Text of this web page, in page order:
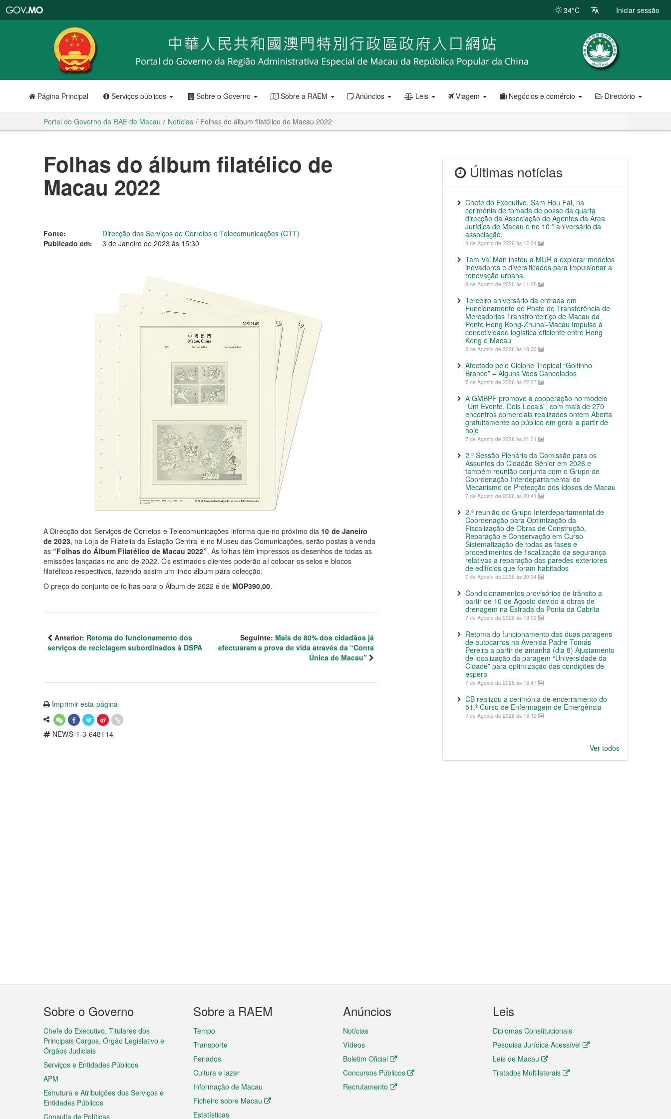
RAE
de
Macau
34°C Iniciar sessão
Página Principal Serviços públicos Sobre o Governo Sobre a RAEM Anúncios Leis Viagem Negócios e comércio Directório
Portal do Governo da RAE de Macau Notícias Folhas do álbum filatélico de Macau 2022
Folhas do álbum filatélico de
Macau 2022
Fonte:
Direcção dos Serviços de Correios e Telecomunicações (CTT)
Publicado em:
3 de Janeiro de 2023 às 15:30
A Direcção dos Serviços de Correios e Telecomunicações informa que no próximo dia 10 de Janeiro
de 2023, na Loja de Filatelia da Estação Central e no Museu das Comunicações, serão postas à venda
as “Folhas do Álbum Filatélico de Macau 2022”. As folhas têm impressos os desenhos de todas as
emissões lançadas no ano de 2022. Os estimados clientes poderão aí colocar os selos e blocos
filatélicos respectivos, fazendo assim um lindo álbum para colecção.
O preço do conjunto de folhas para o Álbum de 2022 é de MOP390,00.
Anterior: Retoma do funcionamento dos
serviços de reciclagem subordinados à DSPA
Seguinte: Mais de 80% dos cidadãos já
efectuaram a prova de vida através da “Conta
Única de Macau”
Imprimir esta página
NEWS-1-3-648114
Últimas notícias
Chefe do Executivo, Sam Hou Fai, na
cerimónia de tomada de posse da quarta
direcção da Associação de Agentes da Área
Jurídica de Macau e no 10.º aniversário da
associação.
8 de Agosto de 2026 às 12:04
Tam Vai Man instou a MUR a explorar modelos
inovadores e diversificados para impulsionar a
renovação urbana
8 de Agosto de 2026 às 11:28
Terceiro aniversário da entrada em
Funcionamento do Posto de Transferência de
Mercadorias Transfronteiriço de Macau da
Ponte Hong Kong-Zhuhai-Macau Impulso à
conectividade logística eficiente entre Hong
Kong e Macau
8 de Agosto de 2026 às 10:00
Afectado pelo Ciclone Tropical “Golfinho
Branco” – Alguns Voos Cancelados
7 de Agosto de 2026 às 22:27
A GMBPF promove a cooperação no modelo
“Um Evento, Dois Locais”, com mais de 270
encontros comerciais realizados ontem Aberta
gratuitamente ao público em geral a partir de
hoje
7 de Agosto de 2026 às 21:31
2.ª Sessão Plenária da Comissão para os
Assuntos do Cidadão Sénior em 2026 e
também reunião conjunta com o Grupo de
Coordenação Interdepartamental do
Mecanismo de Protecção dos Idosos de Macau
7 de Agosto de 2026 às 20:41
2.ª reunião do Grupo Interdepartamental de
Coordenação para Optimização da
Fiscalização de Obras de Construção,
Reparação e Conservação em Curso
Sistematização de todas as fases e
procedimentos de fiscalização da segurança
relativas a reparação das paredes exteriores
de edifícios que foram habitados
7 de Agosto de 2026 às 20:34
Condicionamentos provisórios de trânsito a
partir de 10 de Agosto devido a obras de
drenagem na Estrada da Ponta da Cabrita
7 de Agosto de 2026 às 19:02
Retoma do funcionamento das duas paragens
de autocarros na Avenida Padre Tomás
Pereira a partir de amanhã (dia 8) Ajustamento
de localização da paragem “Universidade da
Cidade” para optimização das condições de
espera
7 de Agosto de 2026 às 18:47
CB realizou a cerimónia de encerramento do
51.º Curso de Enfermagem de Emergência
7 de Agosto de 2026 às 18:12
Ver todos
Menu
do
rodapé
Sobre o Governo
Chefe do Executivo, Titulares dos
Principais Cargos, Órgão Legislativo e
Órgãos Judiciais
Serviços e Entidades Públicos
APM
Estrutura e Atribuições dos Serviços e
Entidades Públicos
Consulta de Políticas
Sobre a RAEM
Tempo
Transporte
Feriados
Cultura e lazer
Informação de Macau
Ficheiro sobre Macau
Estatísticas
Anúncios
Notícias
Vídeos
Boletim Oficial
Concursos Públicos
Recrutamento
Leis
Diplomas Constitucionais
Pesquisa Jurídica Acessível
Leis de Macau
Tratados Multilaterais